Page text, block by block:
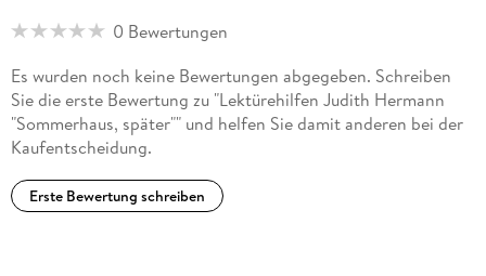
0 Bewertungen
Es wurden noch keine Bewertungen abgegeben. Schreiben
Sie die erste Bewertung zu "Lektürehilfen Judith Hermann
"Sommerhaus, später"" und helfen Sie damit anderen bei der
Kaufentscheidung.
Erste Bewertung schreiben